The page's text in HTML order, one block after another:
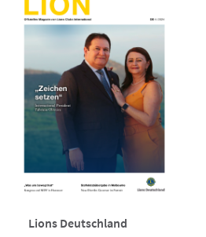
Lions Deutschland